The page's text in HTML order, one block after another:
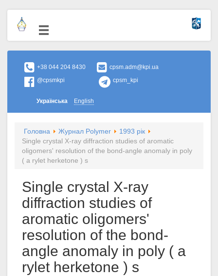
+38 044 204 8430
cpsm.adm@kpi.ua
@cpsmkpi
cpsm_kpi
Українська English
Головна Журнал Polymer
1993 рік
Single crystal X-ray diffraction studies of aromatic
oligomers' resolution of the bond-angle anomaly in poly
( a rylet herketone ) s
Single crystal X-ray
diffraction studies of
aromatic oligomers'
resolution of the bond-
angle anomaly in poly ( a
rylet herketone ) s